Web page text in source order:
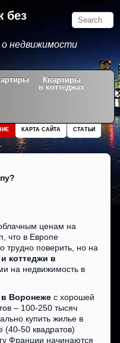
без
недвижимости
Квартиры
в коттеджах
СТАТЬИ
КАРТА САЙТА
ценам на
что в Европе
трудно поверить, но на
коттеджи в
на недвижимость в
Воронеже с хорошей
– 100-250 тысяч
купить жилье в
50 квадратов)
Франции начинаются